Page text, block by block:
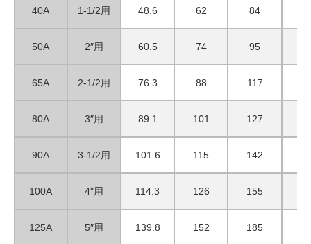
40A 1-1/2用 48.6 62 84
50A 2″用 60.5 74 95
65A 2-1/2用 76.3 88 117
80A 3″用 89.1 101 127
90A 3-1/2用 101.6 115 142
100A 4″用 114.3 126 155
125A 5″用 139.8 152 185